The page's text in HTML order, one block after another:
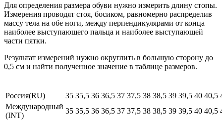
Для определения размера обуви нужно измерить длину стопы.
Измерения проводят стоя, босиком, равномерно распределив
массу тела на обе ноги, между перпендикулярами от конца
наиболее выступающего пальца и наиболее выступающей
части пятки.
Результат измерений нужно округлить в большую сторону до
0,5 см и найти полученное значение в таблице размеров.
Россия(RU) 35 35,5 36 36,5 37 37,5 38 38,5 39 39,5 40 40,5
Международный
(INT)
35 35,5 36 36,5 37 37,5 38 38,5 39 39,5 40 40,5